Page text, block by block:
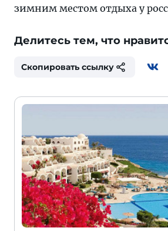
зимним местом отдыха у
Делитесь тем, что
Скопировать ссылку